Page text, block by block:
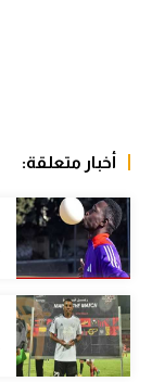
رياضة نسائية
آسيا
أمريكا
ركن الألعاب
أقسام خاصة
أخبار متعلقة: